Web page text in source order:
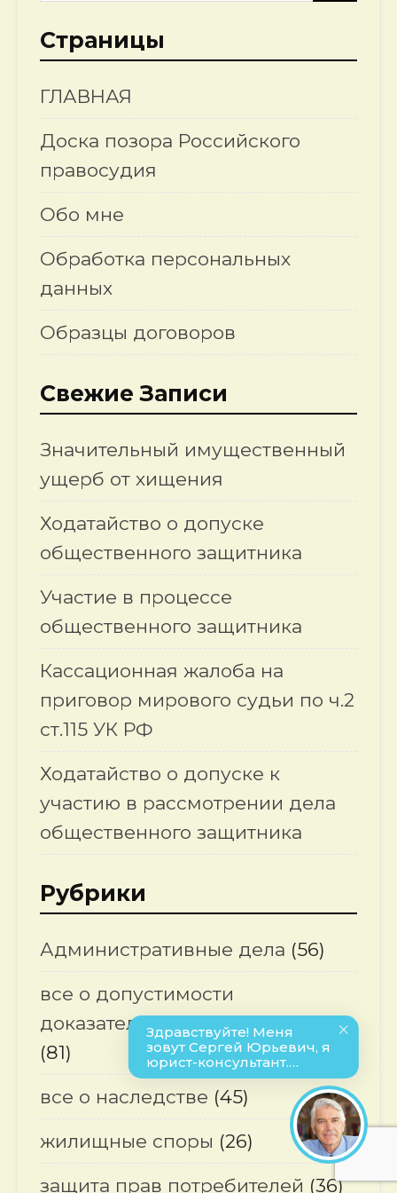
Страницы
ГЛАВНАЯ
Доска позора Российского
правосудия
Обо мне
Обработка персональных
данных
Образцы договоров
Свежие Записи
Значительный имущественный
ущерб от хищения
Ходатайство о допуске
общественного защитника
Участие в процессе
общественного защитника
Кассационная жалоба на
приговор мирового судьи по ч.2
ст.115 УК РФ
Ходатайство о допуске к
участию в рассмотрении дела
общественного защитника
Рубрики
Административные дела (56)
все о допустимости
доказательств
(81)
все о наследстве (45)
жилищные споры (26)
защита прав потребителей (36)